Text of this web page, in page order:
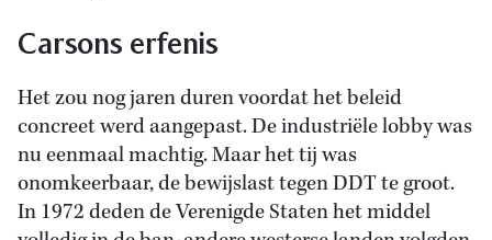
Carsons erfenis
Het zou nog jaren duren voordat het beleid
concreet werd aangepast. De industriële lobby was
nu eenmaal machtig. Maar het tij was
onomkeerbaar, de bewijslast tegen DDT te groot.
In 1972 deden de Verenigde Staten het middel